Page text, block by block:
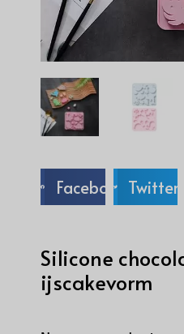
Facebook Twitter
Silicone
ijscakevorm